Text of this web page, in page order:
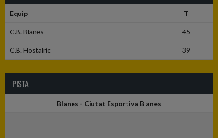
Equip T
C.B. Blanes 45
C.B. Hostalric 39
PISTA
Blanes - Ciutat Esportiva Blanes